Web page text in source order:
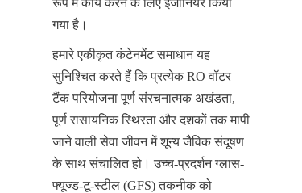
गया है।
हमारे एकीकृत कंटेनमेंट समाधान यह
सुनिश्चित करते हैं कि प्रत्येक RO वॉटर
टैंक परियोजना पूर्ण संरचनात्मक अखंडता,
पूर्ण रासायनिक स्थिरता और दशकों तक मापी
जाने वाली सेवा जीवन में शून्य जैविक संदूषण
के साथ संचालित हो। उच्च-प्रदर्शन ग्लास-
फ्यूज्ड-टू-स्टील (GFS) तकनीक को